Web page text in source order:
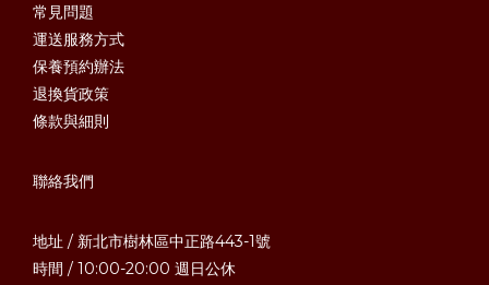
常見問題
運送服務方式
保養預約辦法
退換貨政策
條款與細則
聯絡我們
地址 / 新北市樹林區中正路443-1號
時間 / 10:00-20:00 週日公休